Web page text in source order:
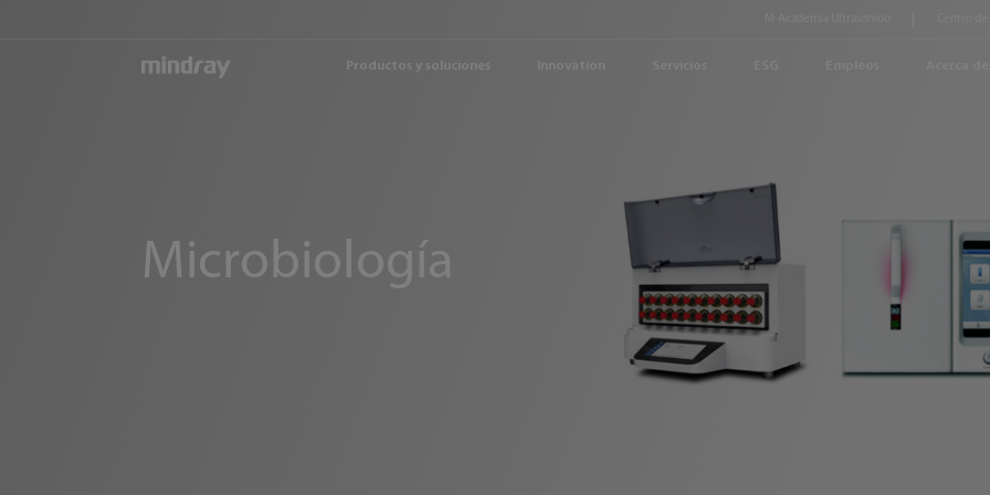
Productos y soluciones
Microbiología